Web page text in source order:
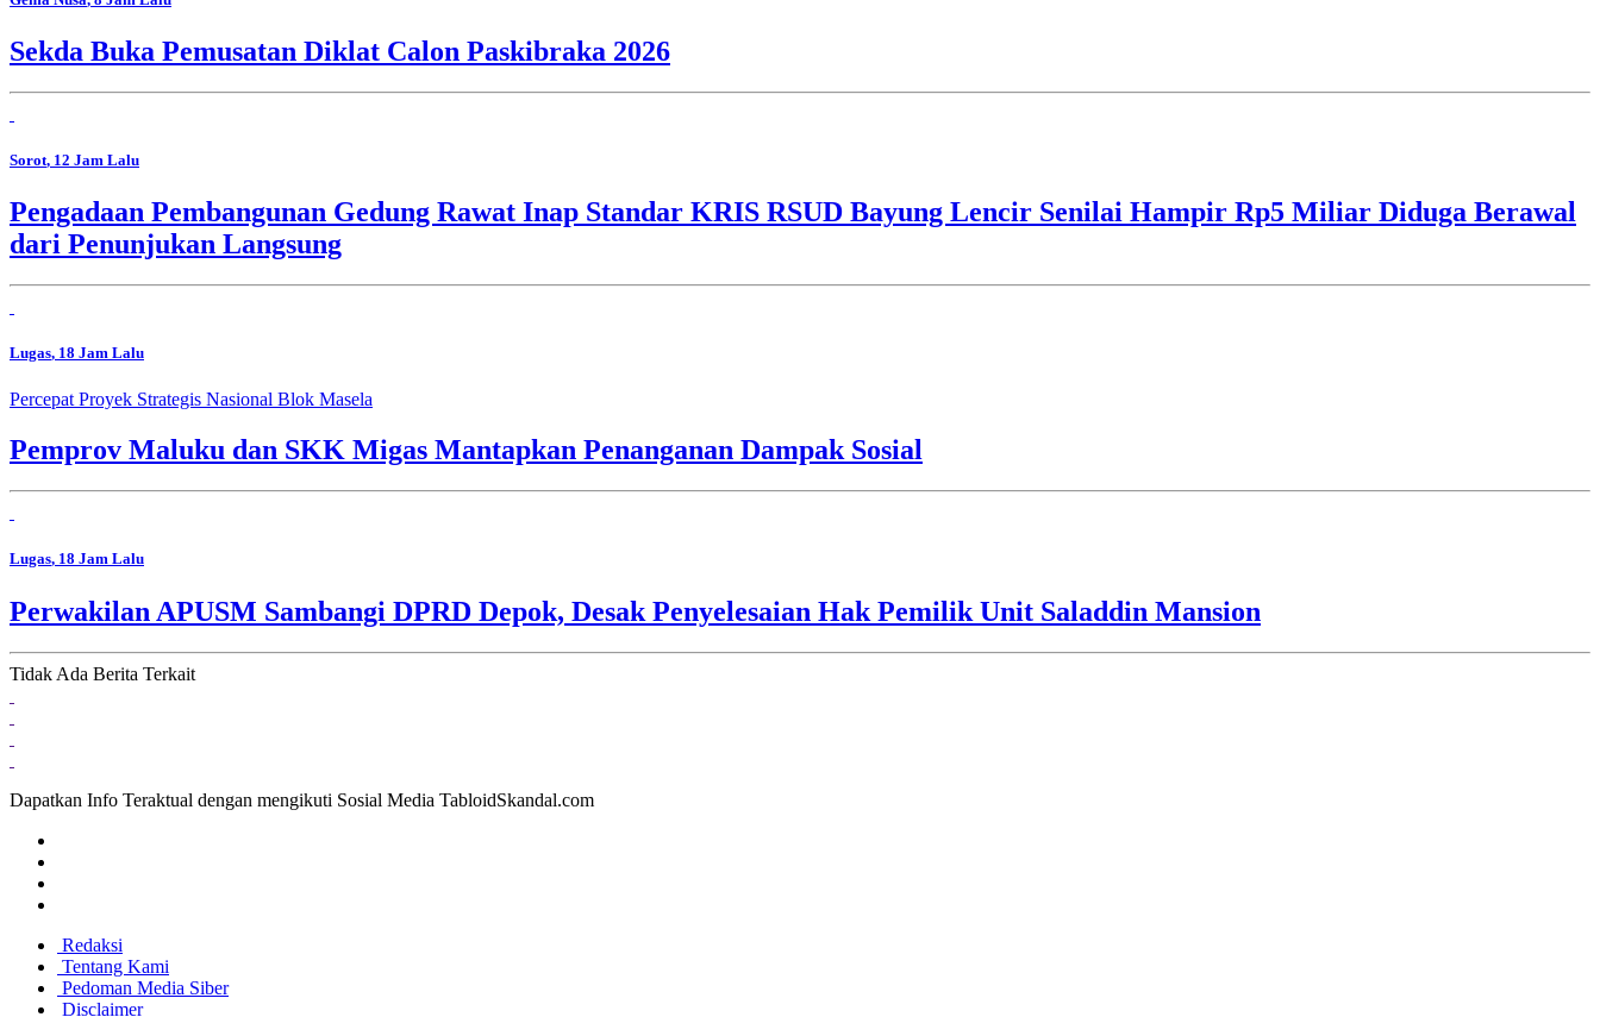
Sekda Buka Pemusatan Diklat Calon Paskibraka 2026
Sorot, 12 Jam Lalu
Pengadaan Pembangunan Gedung Rawat Inap Standar KRIS RSUD Bayung Lencir Senilai Hampir Rp5 Miliar Diduga Berawal
dari Penunjukan Langsung
Lugas, 18 Jam Lalu
Percepat Proyek Strategis Nasional Blok Masela
Pemprov Maluku dan SKK Migas Mantapkan Penanganan Dampak Sosial
Lugas, 18 Jam Lalu
Perwakilan APUSM Sambangi DPRD Depok, Desak Penyelesaian Hak Pemilik Unit Saladdin Mansion
Tidak Ada Berita Terkait
Dapatkan Info Teraktual dengan mengikuti Sosial Media TabloidSkandal.com
Redaksi
Tentang Kami
Pedoman Media Siber
Disclaimer